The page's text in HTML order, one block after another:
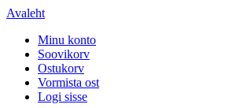
Avaleht
Minu konto
Soovikorv
Ostukorv
Vormista ost
Logi sisse